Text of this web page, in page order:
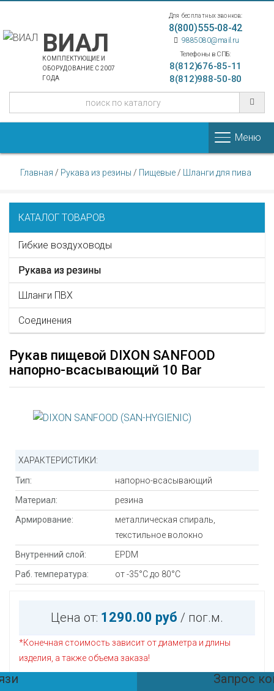
ВИАЛ
КОМПЛЕКТУЮЩИЕ И
ОБОРУДОВАНИЕ С 2007
ГОДА
Для бесплатных звонков:
8(800)555-08-42
9885080@mail.ru
Телефоны в СПБ:
8(812)676-85-11
8(812)988-50-80
Меню
Главная / Рукава из резины / Пищевые / Шланги для пива
КАТАЛОГ ТОВАРОВ
Гибкие воздуховоды
Рукава из резины
Шланги ПВХ
Соединения
Рукав пищевой DIXON SANFOOD
напорно-всасывающий 10 Bar
ХАРАКТЕРИСТИКИ:
Тип:
напорно-всасывающий
Материал:
резина
Армирование:
металлическая спираль,
текстильное волокно
Внутренний слой:
EPDM
Раб. температура:
от -35°С до 80°С
Цена от: 1290.00 руб / пог.м.
*Конечная стоимость зависит от диаметра и длины
изделия, а также объема заказа!
Запрос